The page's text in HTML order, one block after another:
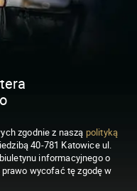
zgodnie z naszą polityką
40-781 Katowice ul.
informacyjnego o
wycofać tę zgodę w